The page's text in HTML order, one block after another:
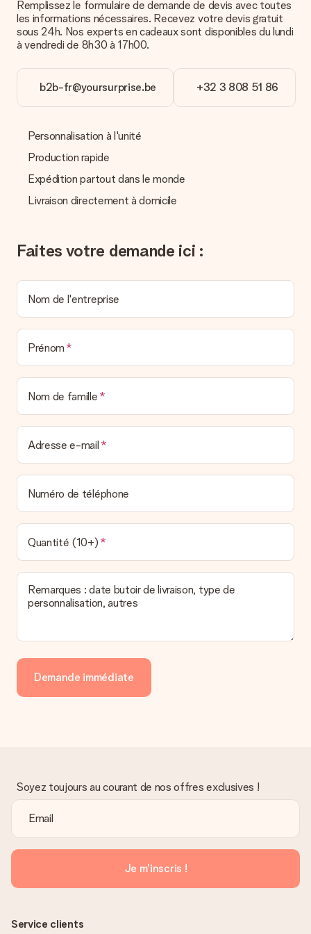
3 jours supplémentaires pour la livraison de votre cadeau en
cas de paiement par virement bancaire.
Que puis-je faire si le cadeau ne me convient pas tout à
Nous déplorons le fait que votre cadeau ne vous plaise pas.
vous aidera à trouver une solution satisfaisante.
La facture est-elle envoyée avec le cadeau ?
l’envoyons par e-mail avec la confirmation de commande. Vous
pouvez de même retrouver votre facture dans votre espace
personnel MySurprise. Vous pouvez ainsi être tranquille et
Remplissez le formulaire de demande de devis avec toutes
les informations nécessaires. Recevez votre devis gratuit
sous 24h. Nos experts en cadeaux sont disponibles du lundi
à vendredi de 8h30 à 17h00.
b2b-fr@yoursurprise.be +32 3 808 51 86
Personnalisation à l'unité
Production rapide
Expédition partout dans le monde
Livraison directement à domicile
Faites votre demande ici :
Nom de l'entreprise
Prénom
Nom de famille
Adresse e-mail
Numéro de téléphone
Quantité (10+)
Remarques : date butoir de livraison, type de
personnalisation, autres
Demande immédiate
Soyez toujours au courant de nos offres exclusives !
Je m'inscris !
Service clients